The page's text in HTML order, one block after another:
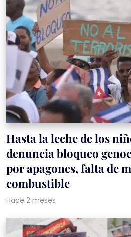
Hasta la leche de los
denuncia bloqueo
por apagones, falta de
combustible
Hace 2 meses